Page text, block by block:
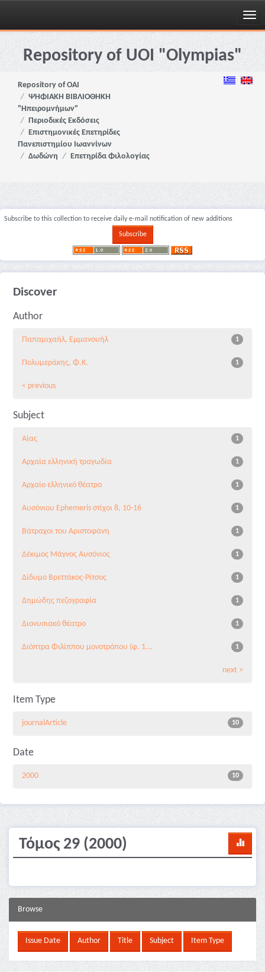
Skip
navigationRepository of UOI "Olympias"
Repository of OAI
ΨΗΦΙΑΚΗ ΒΙΒΛΙΟΘΗΚΗ
"Ηπειρομνήμων"
Περιοδικές Εκδόσεις
Επιστημονικές Επετηρίδες
Πανεπιστημίου Ιωαννίνων
Δωδώνη
Επετηρίδα Φιλολογίας
Subscribe to this collection to receive daily e-mail notification of new additions
Discover
Author
1
Παπαμιχαήλ, Εμμανουήλ
1
Πολυμεράκης, Φ.Κ.
< previous
Subject
1
Αίας
1
Αρχαία ελληνική τραγωδία
1
Αρχαίο ελληνικό θέατρο
1
Αυσόνιου Ephemeris στίχοι 8, 10-16
1
Βάτραχοι του Αριστοφάνη
1
Δέκιμος Μάγνος Αυσόνιος
1
Δίδυμο Βρεττάκος-Ρίτσος
1
Δημώδης πεζογραφία
1
Διονυσιακό θέατρο
1
Διόπτρα Φιλίππου μονοτρόπου (φ. 1...
next >
Item Type
10
journalArticle
Date
10
2000
Τόμος 29 (2000)
Browse